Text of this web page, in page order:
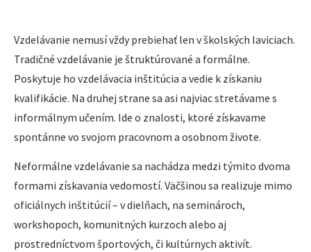
Vzdelávanie nemusí vždy prebiehať len v školských laviciach.
Tradičné vzdelávanie je štruktúrované a formálne.
Poskytuje ho vzdelávacia inštitúcia a vedie k získaniu
kvalifikácie. Na druhej strane sa asi najviac stretávame s
informálnym učením. Ide o znalosti, ktoré získavame
spontánne vo svojom pracovnom a osobnom živote.
Neformálne vzdelávanie sa nachádza medzi týmito dvoma
formami získavania vedomostí. Väčšinou sa realizuje mimo
oficiálnych inštitúcií – v dielňach, na seminároch,
workshopoch, komunitných kurzoch alebo aj
prostredníctvom športových, či kultúrnych aktivít.